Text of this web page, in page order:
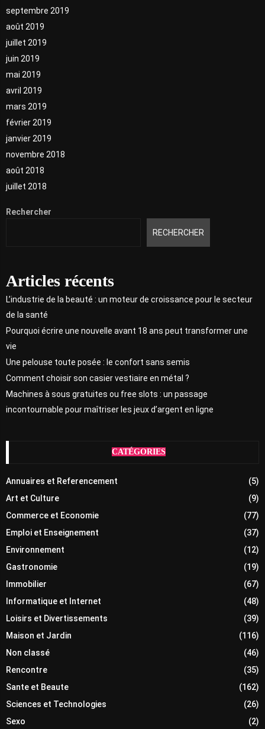
septembre 2019
août 2019
juillet 2019
juin 2019
mai 2019
avril 2019
mars 2019
février 2019
janvier 2019
novembre 2018
août 2018
juillet 2018
Rechercher
RECHERCHER
Articles récents
L’industrie de la beauté : un moteur de croissance pour le secteur
de la santé
Pourquoi écrire une nouvelle avant 18 ans peut transformer une
vie
Une pelouse toute posée : le confort sans semis
Comment choisir son casier vestiaire en métal ?
Machines à sous gratuites ou free slots : un passage
incontournable pour maîtriser les jeux d’argent en ligne
CATÉGORIES
Annuaires et Referencement
(5)
Art et Culture
(9)
Commerce et Economie
(77)
Emploi et Enseignement
(37)
Environnement
(12)
Gastronomie
(19)
Immobilier
(67)
Informatique et Internet
(48)
Loisirs et Divertissements
(39)
Maison et Jardin
(116)
Non classé
(46)
Rencontre
(35)
Sante et Beaute
(162)
Sciences et Technologies
(26)
Sexo
(2)